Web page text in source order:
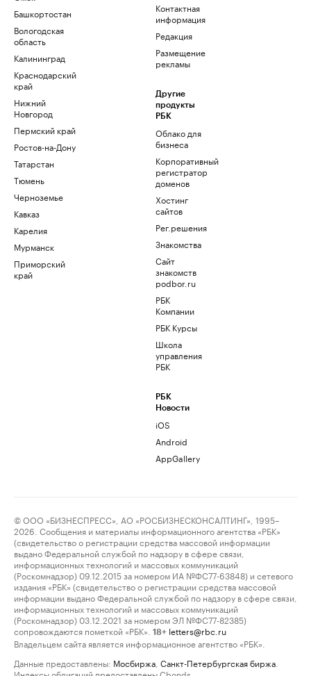
Башкортостан
Вологодская
область
Калининград
Краснодарский
край
Нижний
Новгород
Пермский край
Ростов-на-Дону
Татарстан
Тюмень
Черноземье
Кавказ
Карелия
Мурманск
Приморский
край
Контактная
информация
Редакция
Размещение
рекламы
Другие
продукты
РБК
Облако для
бизнеса
Корпоративный
регистратор
доменов
Хостинг
сайтов
Рег.решения
Знакомства
Сайт
знакомств
podbor.ru
РБК
Компании
РБК Курсы
Школа
управления
РБК
РБК
Новости
iOS
Android
AppGallery
© ООО «БИЗНЕСПРЕСС», АО «РОСБИЗНЕСКОНСАЛТИНГ», 1995–
2026. Сообщения и материалы информационного агентства «РБК»
(свидетельство о регистрации средства массовой информации
выдано Федеральной службой по надзору в сфере связи,
информационных технологий и массовых коммуникаций
(Роскомнадзор) 09.12.2015 за номером ИА №ФС77-63848) и сетевого
издания «РБК» (свидетельство о регистрации средства массовой
информации выдано Федеральной службой по надзору в сфере связи,
информационных технологий и массовых коммуникаций
(Роскомнадзор) 03.12.2021 за номером ЭЛ №ФС77-82385)
сопровождаются пометкой «РБК».
18+ letters@rbc.ru
Владельцем сайта является информационное агентство «РБК».
Данные предоставлены: Мосбиржа Санкт-Петербургская биржа